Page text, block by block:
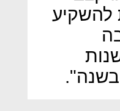
להשקיע